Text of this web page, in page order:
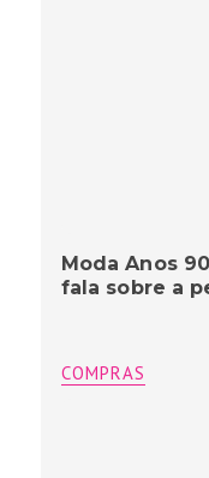
Moda Anos
fala sobre a
COMPRAS